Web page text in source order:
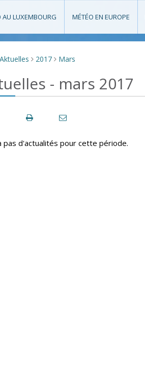
AU LUXEMBOURG MÉTÉO EN EUROPE
Aktuelles > 2017 > Mars
- mars 2017
pas d'actualités pour cette période.